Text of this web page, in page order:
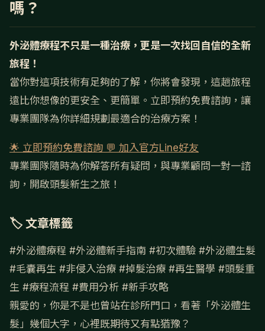
嗎？
外泌體療程不只是一種治療，更是一次找回自信的全新
旅程！
當你對這項技術有足夠的了解，你將會發現，這趟旅程
遠比你想像的更安全、更簡單。立即預約免費諮詢，讓
專業團隊為你詳細規劃最適合的治療方案！
🌟 立即預約免費諮詢 💬 加入官方Line好友
專業團隊隨時為你解答所有疑問，與專業顧問一對一諮
詢，開啟頭髮新生之旅！
🏷 文章標籤
#外泌體療程 #外泌體新手指南 #初次體驗 #外泌體生髮
#毛囊再生 #非侵入治療 #掉髮治療 #再生醫學 #頭髮重
生 #療程流程 #費用分析 #新手攻略
親愛的，你是不是也曾站在診所門口，看著「外泌體生
髮」幾個大字，心裡既期待又有點猶豫？